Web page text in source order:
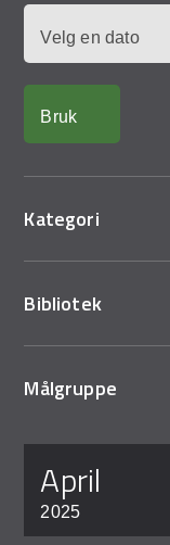
Kategori
Bibliotek
Målgruppe
april
2025